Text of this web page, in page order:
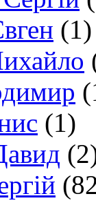
(1)
(1)